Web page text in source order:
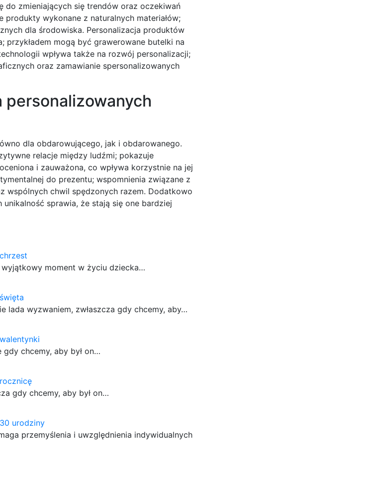
do zmieniających się trendów oraz oczekiwań
wykonane z naturalnych materiałów;
dla środowiska. Personalizacja produktów
mogą być grawerowane butelki na
wpływa także na rozwój personalizacji;
oraz zamawianie spersonalizowanych
personalizowanych
dla obdarowującego, jak i obdarowanego.
relacje między ludźmi; pokazuje
i zauważona, co wpływa korzystnie na jej
do prezentu; wspomnienia związane z
wspólnych chwil spędzonych razem. Dodatkowo
sprawia, że stają się one bardziej
wyjątkowy moment w życiu dziecka…
lada wyzwaniem, zwłaszcza gdy chcemy, aby…
chcemy, aby był on…
gdy chcemy, aby był on…
urodziny
przemyślenia i uwzględnienia indywidualnych